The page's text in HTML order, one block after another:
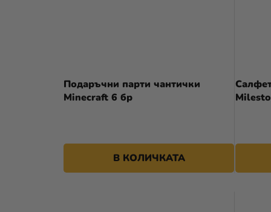
Подаръчни парти чантички
Minecraft 6 бр
В КОЛИЧКАТА